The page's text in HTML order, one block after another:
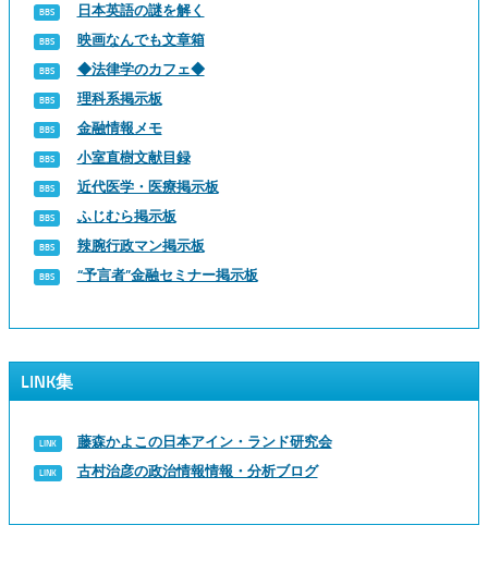
日本英語の謎を解く
映画なんでも文章箱
◆法律学のカフェ◆
理科系掲示板
金融情報メモ
小室直樹文献目録
近代医学・医療掲示板
ふじむら掲示板
辣腕行政マン掲示板
“予言者”金融セミナー掲示板
LINK集
藤森かよこの日本アイン・ランド研究会
古村治彦の政治情報情報・分析ブログ